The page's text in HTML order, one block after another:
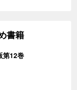
書籍
第12巻